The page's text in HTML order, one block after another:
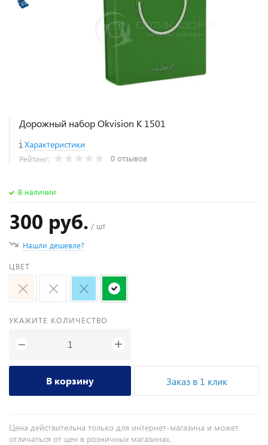
Дорожный набор Okvision K 1501
Характеристики
Рейтинг: 0 отзывов
В наличии
300 руб. / шт
Нашли дешевле?
ЦВЕТ
УКАЖИТЕ КОЛИЧЕСТВО
− +
В корзину Заказ в 1 клик
Цена действительна только для интернет-магазина и может
отличаться от цен в розничных магазинах.